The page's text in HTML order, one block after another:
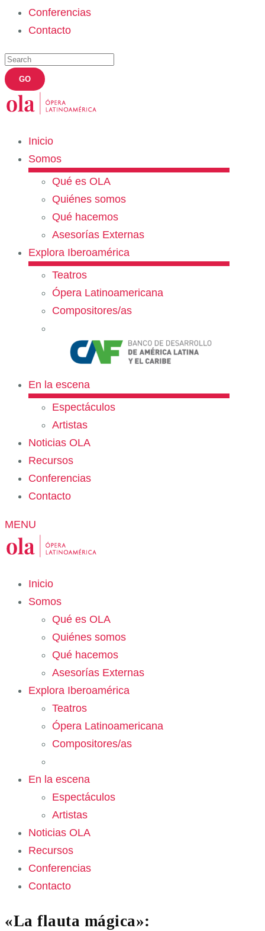
Conferencias
Contacto
Inicio
Somos
Qué es OLA
Quiénes somos
Qué hacemos
Asesorías Externas
Explora Iberoamérica
Teatros
Ópera Latinoamericana
Compositores/as
En la escena
Espectáculos
Artistas
Noticias OLA
Recursos
Conferencias
Contacto
MENU
Inicio
Somos
Qué es OLA
Quiénes somos
Qué hacemos
Asesorías Externas
Explora Iberoamérica
Teatros
Ópera Latinoamericana
Compositores/as
En la escena
Espectáculos
Artistas
Noticias OLA
Recursos
Conferencias
Contacto
«La flauta mágica»: